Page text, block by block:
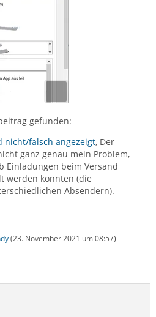
gefunden:
nicht/falsch angezeigt, Der
ganz genau mein Problem,
Einladungen beim Versand
werden könnten (die
Absendern).
(23. November 2021 um 08:57)